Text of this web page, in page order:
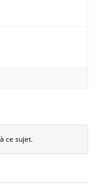
ce sujet.